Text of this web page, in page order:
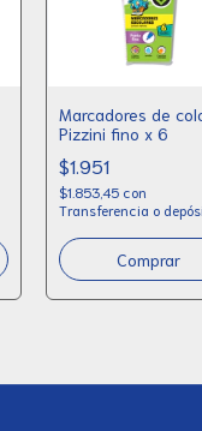
Marcadores de
Pizzini fino x 6
$1.951
$1.853,45 con
Transferencia o